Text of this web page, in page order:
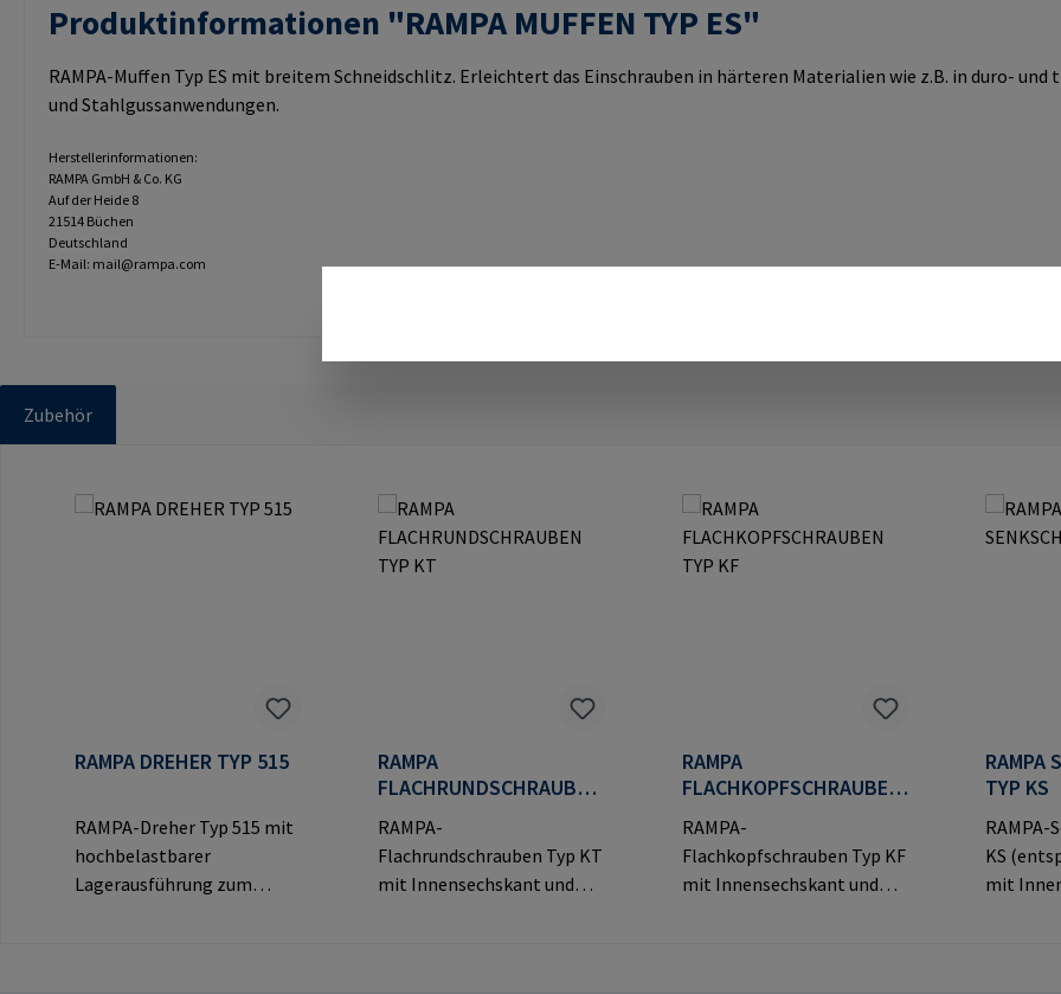
Produktinformationen "RAMPA MUFFEN TYP ES"
RAMPA-Muffen Typ ES mit breitem Schneidschlitz. Erleichtert das Einschrauben in härteren Materialien wie z.B. in duro-
und Stahlgussanwendungen.
Herstellerinformationen:
RAMPA GmbH & Co. KG
Auf der Heide 8
21514 Büchen
Deutschland
E-Mail: mail@rampa.com
Zubehör
RAMPA DREHER TYP 515
RAMPA-Dreher Typ 515 mit
hochbelastbarer
Lagerausführung zum
RAMPA
FLACHRUNDSCHRAUBEN
RAMPA-
Flachrundschrauben Typ KT
mit Innensechskant und
RAMPA
FLACHKOPFSCHRAUBEN
RAMPA-
Flachkopfschrauben Typ KF
mit Innensechskant und
RAMPA
TYP KS
RAMPA-
KS
mit